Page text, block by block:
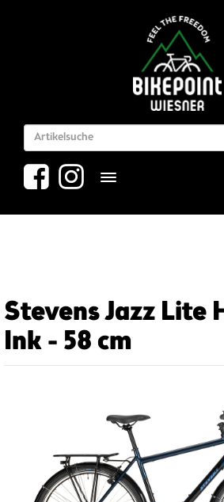
Toggle navigation
Stevens Jazz Lite
Ink - 58 cm